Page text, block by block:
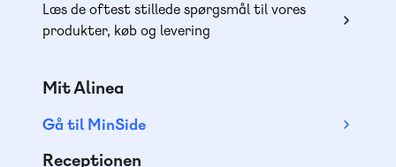
Læs de oftest stillede spørgsmål til vores
produkter, køb og levering
Mit Alinea
Gå til MinSide
Receptionen